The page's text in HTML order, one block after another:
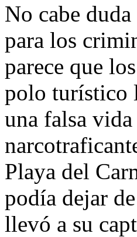
No cabe
para los
parece que
polo turístico
una falsa
Playa del
podía dejar
llevó a su